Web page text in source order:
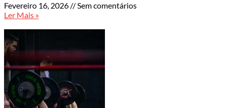
Fevereiro 16, 2026
Sem comentários
Ler Mais »